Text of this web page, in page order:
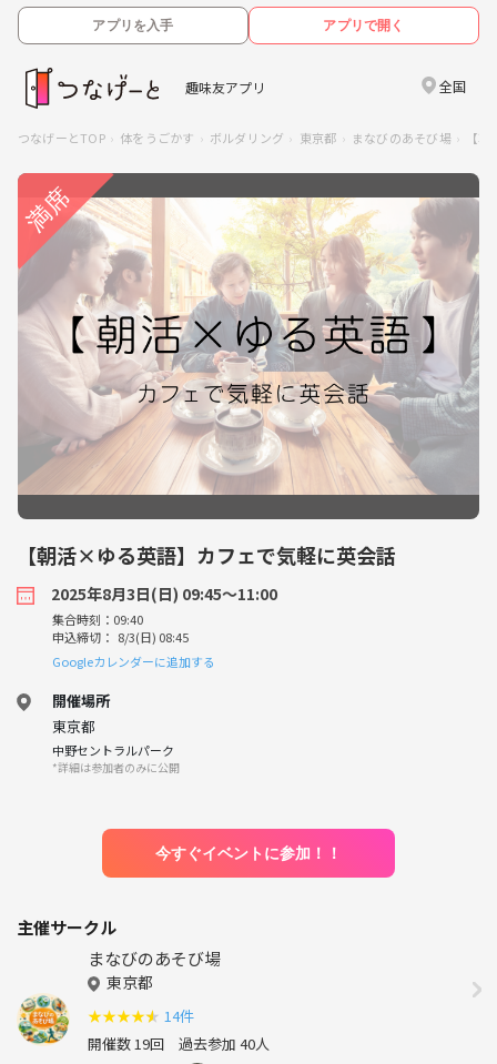
アプリを入手 アプリで開く
趣味友アプリ 全国
つなげーとTOP 体をうごかす ボルダリング 東京都 まなびのあそび場 【
【朝活×ゆる英語】カフェで気軽に英会話
2025年8月3日(日) 09:45〜11:00
集合時刻：09:40
申込締切： 8/3(日) 08:45
Googleカレンダーに追加する
開催場所
東京都
中野セントラルパーク
*詳細は参加者のみに公開
今すぐイベントに参加！！
主催サークル
まなびのあそび場
東京都
★★★★★ 14件
開催数 19回 過去参加 40人